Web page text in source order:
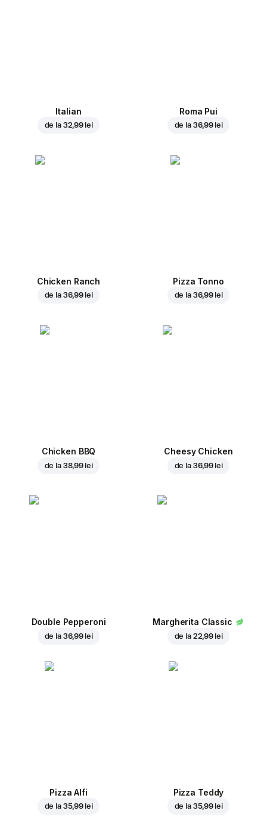
Italian
de la 32,99 lei
Roma Pui
de la 36,99 lei
Chicken Ranch
de la 36,99 lei
Pizza Tonno
de la 36,99 lei
Chicken BBQ
de la 38,99 lei
Cheesy Chicken
de la 36,99 lei
Double Pepperoni
de la 36,99 lei
Margherita Classic
de la 22,99 lei
Pizza Alfi
de la 35,99 lei
Pizza Teddy
de la 35,99 lei